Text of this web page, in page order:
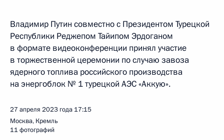
Владимир Путин совместно с Президентом Турецкой
Республики Реджепом Тайипом Эрдоганом
в формате видеоконференции принял участие
в торжественной церемонии по случаю завоза
ядерного топлива российского производства
на энергоблок № 1 турецкой АЭС «Аккую».
27 апреля 2023 года 17:15
Москва, Кремль
11 фотографий